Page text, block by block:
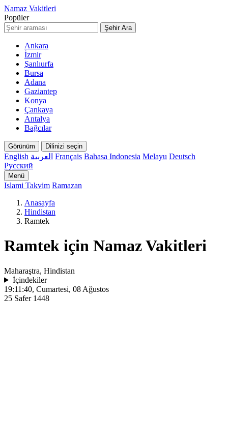
Namaz Vakitleri
Popüler
Şehir Ara
Ankara
İzmir
Şanlıurfa
Bursa
Adana
Gaziantep
Konya
Çankaya
Antalya
Bağcılar
Görünüm Dilinizi seçin
English العربية Français Bahasa Indonesia Melayu Deutsch
Русский
Menü
Islami Takvim Ramazan
Anasayfa
Hindistan
Ramtek
Ramtek için Namaz Vakitleri
Maharaştra, Hindistan
İçindekiler
19:11:40, Cumartesi, 08 Ağustos
25 Safer 1448